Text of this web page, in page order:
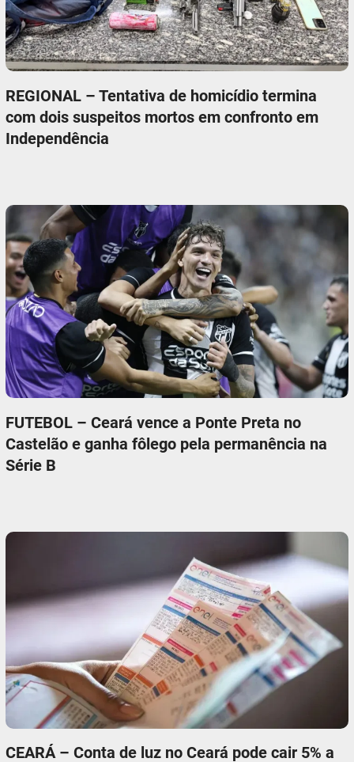
REGIONAL – Tentativa de homicídio termina
com dois suspeitos mortos em confronto em
Independência
FUTEBOL – Ceará vence a Ponte Preta no
Castelão e ganha fôlego pela permanência na
Série B
CEARÁ – Conta de luz no Ceará pode cair 5% a